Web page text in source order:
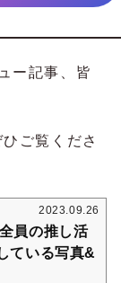
ー記事、皆
ご覧くださ
2023.09.26
員の推し活
ている写真&